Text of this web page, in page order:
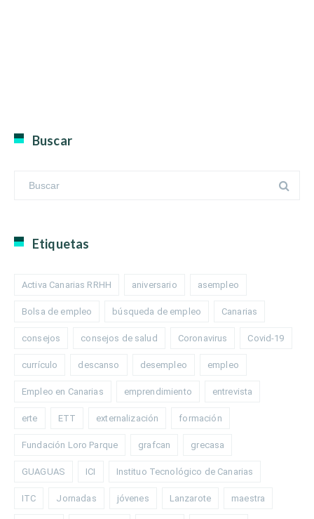
Buscar
Etiquetas
Activa Canarias RRHH aniversario asempleo
Bolsa de empleo búsqueda de empleo Canarias
consejos consejos de salud Coronavirus Covid-19
currículo descanso desempleo empleo
Empleo en Canarias emprendimiento entrevista
erte ETT externalización formación
Fundación Loro Parque grafcan grecasa
GUAGUAS ICI Instituo Tecnológico de Canarias
ITC Jornadas jóvenes Lanzarote maestra